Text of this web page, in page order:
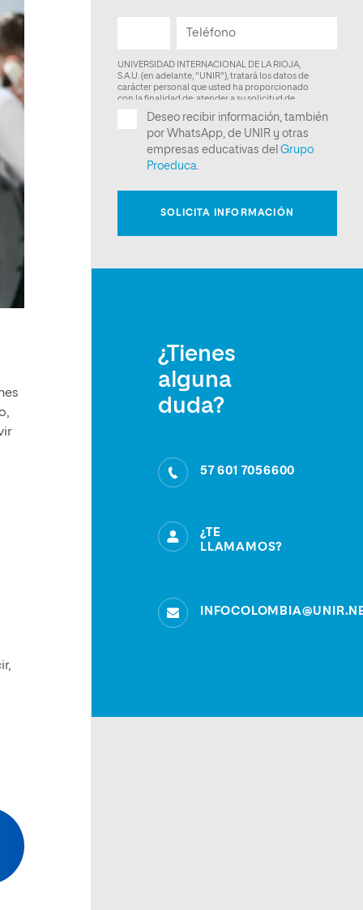
¿Tienes
alguna
duda?
57 601 7056600
¿TE
LLAMAMOS?